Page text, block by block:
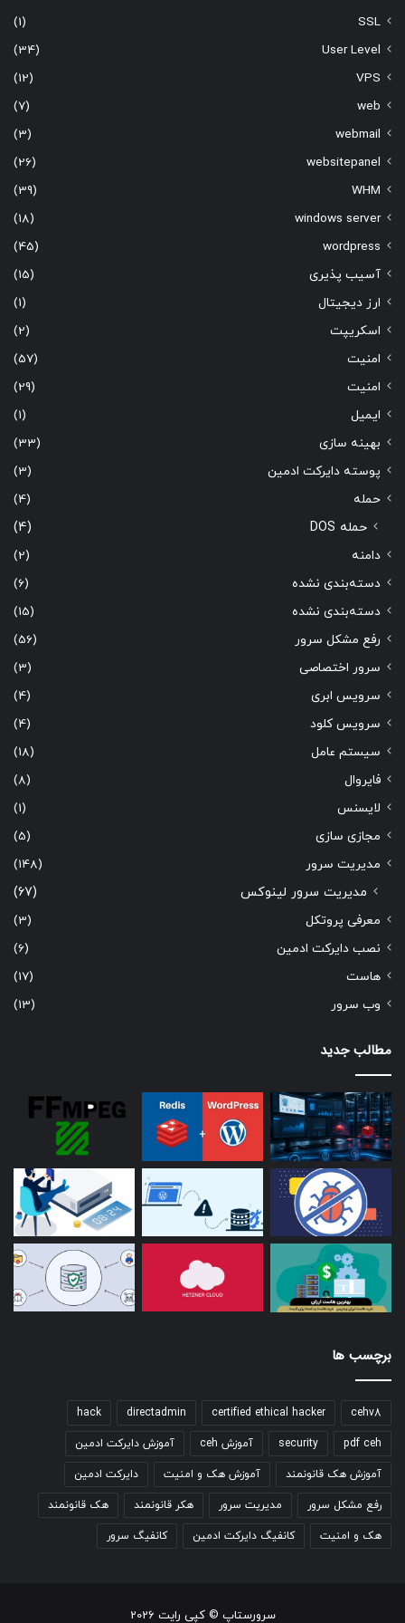
SSL
(1)
User Level
(34)
VPS
(12)
web
(7)
webmail
(3)
websitepanel
(26)
WHM
(39)
windows server
(18)
wordpress
(45)
آسیب پذیری
(15)
ارز دیجیتال
(1)
اسکریپت
(2)
امنیت
(57)
امنیت
(29)
ایمیل
(1)
بهینه سازی
(33)
پوسته دایرکت ادمین
(3)
حمله
(4)
حمله DOS (4)
دامنه
(2)
دسته‌بندی نشده
(6)
دسته‌بندی نشده
(15)
رفع مشکل سرور
(56)
سرور اختصاصی
(3)
سرویس ابری
(4)
سرویس کلود
(4)
سیستم عامل
(18)
فایروال
(8)
لایسنس
(1)
مجازی سازی
(5)
مدیریت سرور
(148)
مدیریت سرور لینوکس (67)
معرفی پروتکل
(3)
نصب دایرکت ادمین
(6)
هاست
(17)
وب سرور
(13)
مطالب جدید
برچسب ها
cehv8
certified ethical hacker
directadmin
hack
pdf ceh
security آموزش ceh آموزش دایرکت ادمین
آموزش هک قانونمند آموزش هک و امنیت دایرکت ادمین
رفع مشکل سرور مدیریت سرور هکر قانونمند هک قانونمند
هک و امنیت کانفیگ دایرکت ادمین کانفیگ سرور
سرورستاپ © کپی رایت 2026